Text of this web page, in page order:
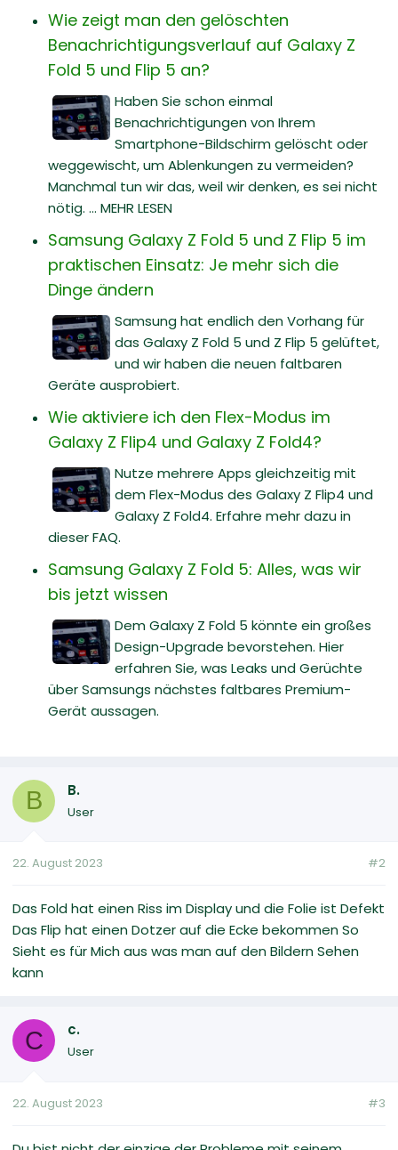
Wie zeigt man den gelöschten
Benachrichtigungsverlauf auf Galaxy Z
Fold 5 und Flip 5 an?
Haben Sie schon einmal
Benachrichtigungen von Ihrem
Smartphone-Bildschirm gelöscht oder
weggewischt, um Ablenkungen zu vermeiden?
Manchmal tun wir das, weil wir denken, es sei nicht
nötig. ... MEHR LESEN
Samsung Galaxy Z Fold 5 und Z Flip 5 im
praktischen Einsatz: Je mehr sich die
Dinge ändern
Samsung hat endlich den Vorhang für
das Galaxy Z Fold 5 und Z Flip 5 gelüftet,
und wir haben die neuen faltbaren
Geräte ausprobiert.
Wie aktiviere ich den Flex-Modus im
Galaxy Z Flip4 und Galaxy Z Fold4?
Nutze mehrere Apps gleichzeitig mit
dem Flex-Modus des Galaxy Z Flip4 und
Galaxy Z Fold4. Erfahre mehr dazu in
dieser FAQ.
Samsung Galaxy Z Fold 5: Alles, was wir
bis jetzt wissen
Dem Galaxy Z Fold 5 könnte ein großes
Design-Upgrade bevorstehen. Hier
erfahren Sie, was Leaks und Gerüchte
über Samsungs nächstes faltbares Premium-
Gerät aussagen.
B B.
User
22. August 2023 #2
Das Fold hat einen Riss im Display und die Folie ist Defekt
Das Flip hat einen Dotzer auf die Ecke bekommen So
Sieht es für Mich aus was man auf den Bildern Sehen
kann
C c.
User
22. August 2023 #3